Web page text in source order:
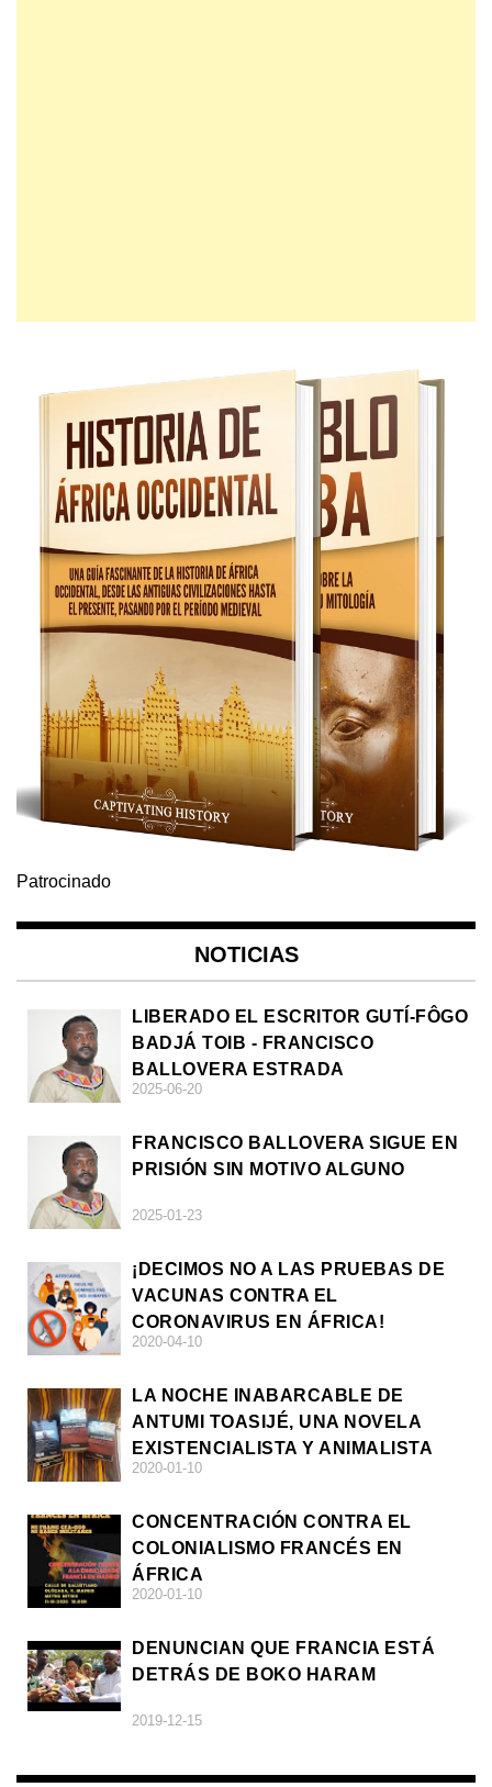
Patrocinado
NOTICIAS
LIBERADO EL ESCRITOR GUTÍ-FÔGO
BADJÁ TOIB - FRANCISCO
BALLOVERA ESTRADA
2025-06-20
FRANCISCO BALLOVERA SIGUE EN
PRISIÓN SIN MOTIVO ALGUNO
2025-01-23
¡DECIMOS NO A LAS PRUEBAS DE
VACUNAS CONTRA EL
CORONAVIRUS EN ÁFRICA!
2020-04-10
LA NOCHE INABARCABLE DE
ANTUMI TOASIJÉ, UNA NOVELA
EXISTENCIALISTA Y ANIMALISTA
2020-01-10
CONCENTRACIÓN CONTRA EL
COLONIALISMO FRANCÉS EN
ÁFRICA
2020-01-10
DENUNCIAN QUE FRANCIA ESTÁ
DETRÁS DE BOKO HARAM
2019-12-15